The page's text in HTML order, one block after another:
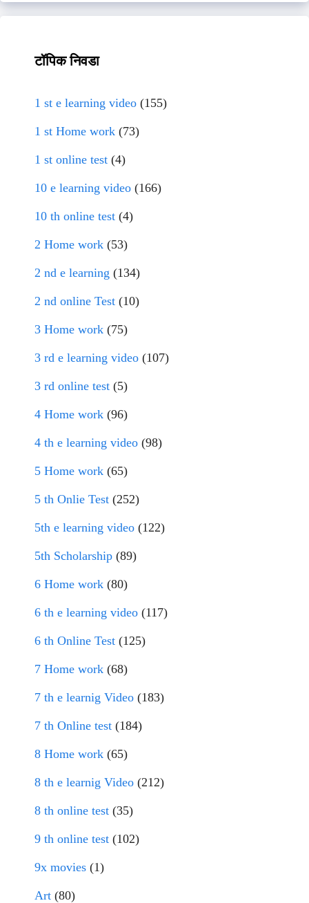
टॉपिक निवडा
1 st e learning video (155)
1 st Home work (73)
1 st online test (4)
10 e learning video (166)
10 th online test (4)
2 Home work (53)
2 nd e learning (134)
2 nd online Test (10)
3 Home work (75)
3 rd e learning video (107)
3 rd online test (5)
4 Home work (96)
4 th e learning video (98)
5 Home work (65)
5 th Onlie Test (252)
5th e learning video (122)
5th Scholarship (89)
6 Home work (80)
6 th e learning video (117)
6 th Online Test (125)
7 Home work (68)
7 th e learnig Video (183)
7 th Online test (184)
8 Home work (65)
8 th e learnig Video (212)
8 th online test (35)
9 th online test (102)
9x movies (1)
Art (80)